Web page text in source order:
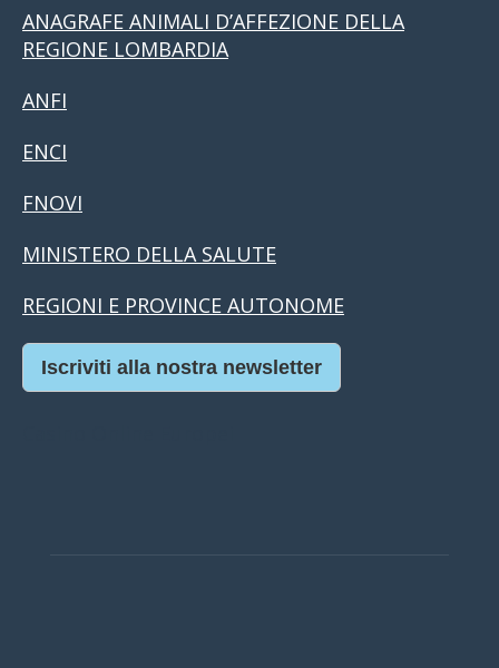
ANAGRAFE ANIMALI D’AFFEZIONE DELLA
REGIONE LOMBARDIA
ANFI
ENCI
FNOVI
MINISTERO DELLA SALUTE
REGIONI E PROVINCE AUTONOME
Iscriviti alla nostra newsletter